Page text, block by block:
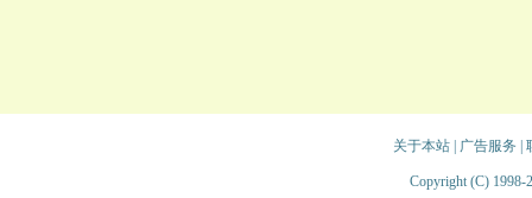
关于本站| 广告服务
Copyright (C) 1998-